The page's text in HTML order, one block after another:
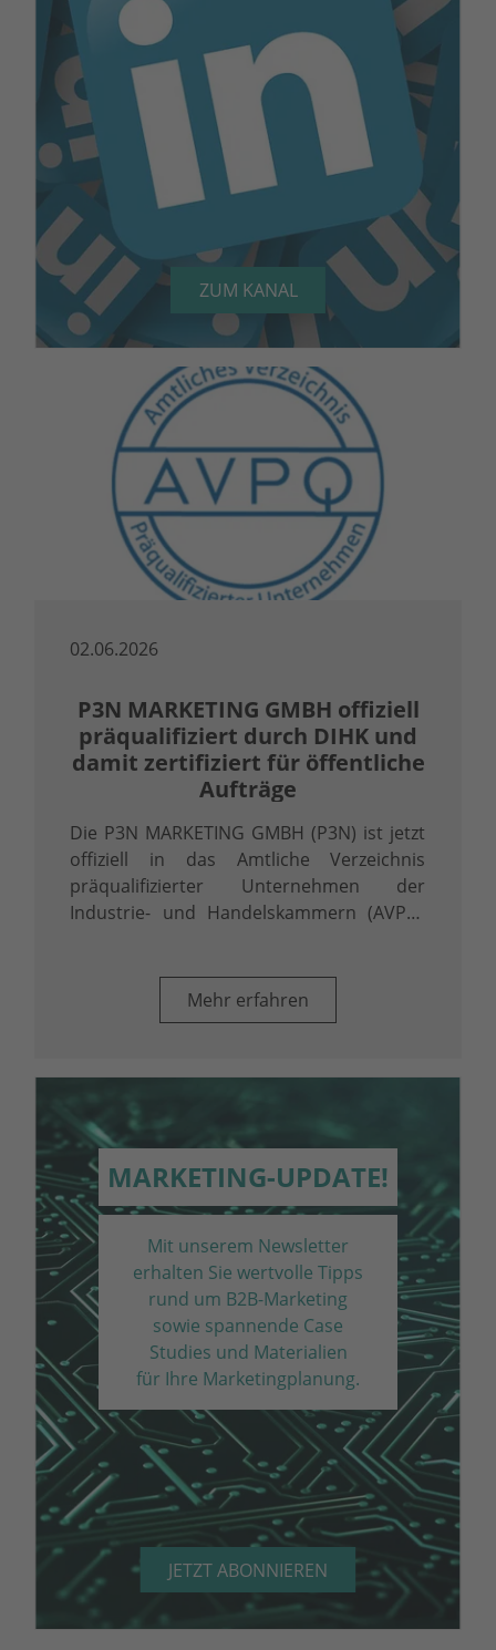
ZUM KANAL
02.06.2026
P3N MARKETING GMBH offiziell
präqualifiziert durch DIHK und
damit zertifiziert für öffentliche
Aufträge
Die P3N MARKETING GMBH (P3N) ist jetzt
offiziell in das Amtliche Verzeichnis
präqualifizierter Unternehmen der
Industrie- und Handelskammern (AVPQ)
als ein Zertifikat – sie ist ein klares …
Mehr erfahren
MARKETING-UPDATE!
Mit unserem Newsletter
erhalten Sie wertvolle Tipps
rund um B2B-Marketing
sowie spannende Case
Studies und Materialien
für Ihre Marketing­planung.
JETZT ABONNIEREN